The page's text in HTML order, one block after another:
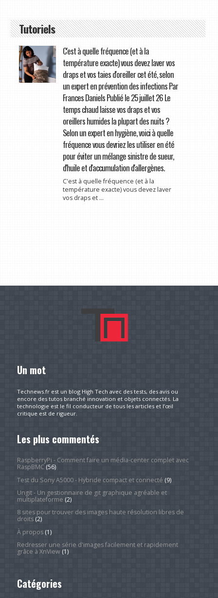
Tutoriels
C'est à quelle fréquence (et à la
température exacte) vous devez laver vos
draps et vos taies d'oreiller cet été, selon
un expert en prévention des infections Par
Frances Daniels Publié le 25 juillet 26 Le
temps chaud laisse vos draps et vos
oreillers humides la plupart des nuits ?
Selon un expert en hygiène, voici à quelle
fréquence vous devriez les utiliser en été
pour éviter un mélange sinistre de sueur,
d'huile et d'accumulation d'allergènes.
C'est à quelle fréquence (et à la
température exacte) vous devez laver
vos draps et ...
Un mot
Technews.fr est un blog High Tech avec des tests, des avis ou
encore des tutos branché innovation et objets connectés. La
technologie est le fil conducteur de tous les articles et l’œil
critique est de rigueur.
Les plus commentés
RaspberryPi - Comment faire un média-center complet avec
RaspBMC(56)
Test du Sony A5000 - Hybride compact et connecté (9)
Ungit - Un gestionnaire de git graphique agréable et
multiplateforme (2)
8 sites pour trouver des images haute résolution libres de
droits(2)
À propos(1)
Redresser une série d'images facilement et rapidement
grâce à XnView(1)
Catégories